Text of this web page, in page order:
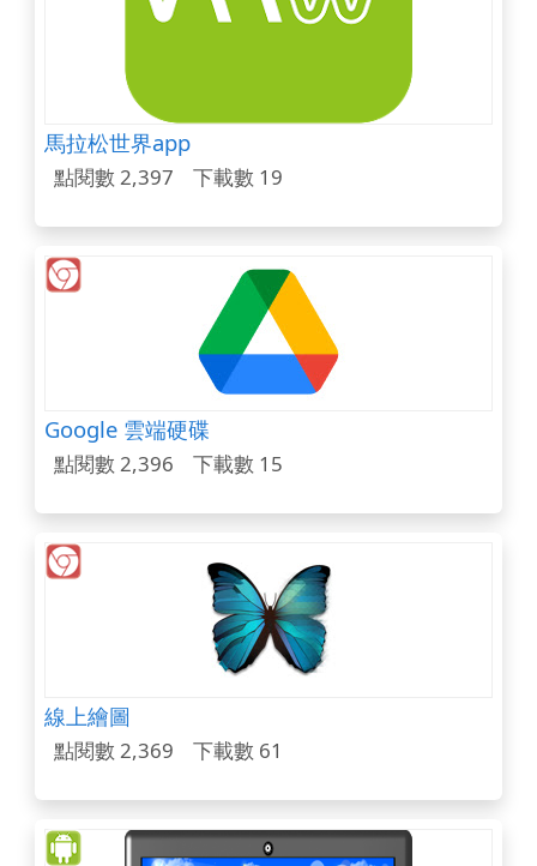
馬拉松世界app
點閱數 2,397 下載數 19
Google 雲端硬碟
點閱數 2,396 下載數 15
線上繪圖
點閱數 2,369 下載數 61